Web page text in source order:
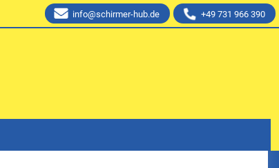
+49 731 966 390
info@schirmer-hub.de